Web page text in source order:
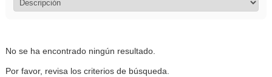
No se ha encontrado ningún resultado.
Por favor, revisa los criterios de búsqueda.